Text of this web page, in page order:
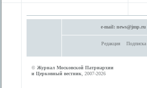
e-mail: news@jmp.ru
Редакция Подписка
© Журнал Московской Патриархии
и Церковный вестник , 2007-2026